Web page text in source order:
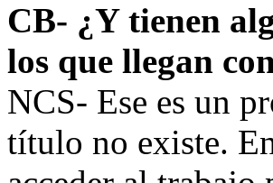
CB- ¿Y tienen
los que llegan
NCS- Ese es un
título no existe.